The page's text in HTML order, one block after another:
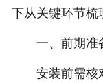
下从关键环节梳
一、前期准
安装前需核